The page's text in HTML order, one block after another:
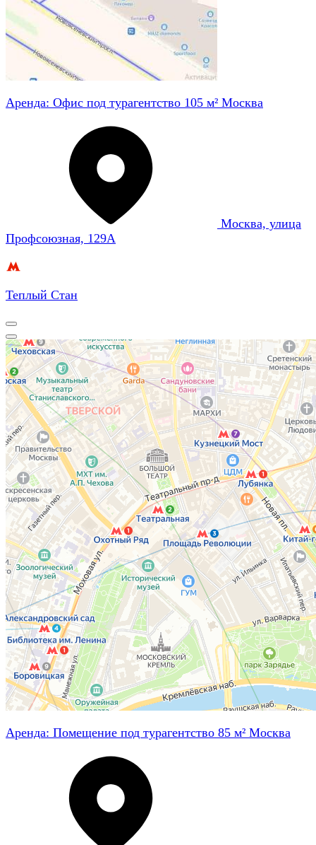
Аренда: Офис под турагентство 105 м² Москва
Москва, улица
Профсоюзная, 129А
Теплый Стан
Аренда: Помещение под турагентство 85 м² Москва